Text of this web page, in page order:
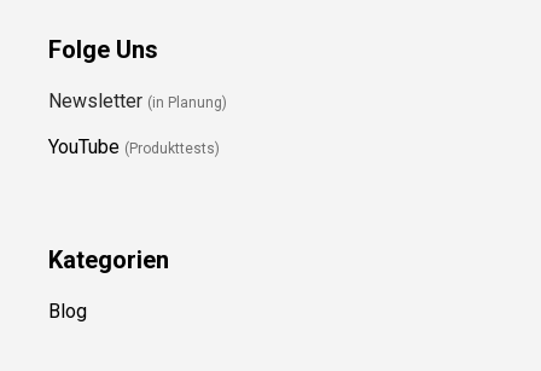
Folge Uns
Newsletter (in Planung)
YouTube (Produkttests)
Kategorien
Blog